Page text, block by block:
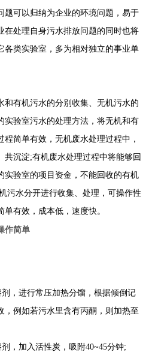
题可以归纳为企业的环境问题，易于
在处理自身污水排放问题的同时也将
各类实验室，多为相对独立的事业单
和有机污水的分别收集、无机污水的
实验室污水的处理方法，将无机和有
简单有效，无机废水处理过程中，
共沉淀;有机废水处理过程中将能够回
实验室的项目资金，不能回收的有机
污水分开进行收集、处理，可操作性
有效，成本低，速度快。
作简单
进行常压加热分馏，根据倾倒记
，例如若污水里含有丙酮，则加热至
加入活性炭，吸附40~45分钟;